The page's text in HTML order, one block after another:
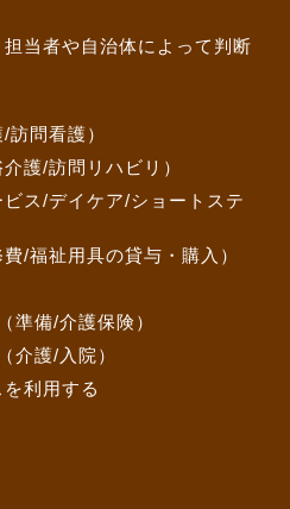
当者や自治体によって判断
問看護）
護/訪問リハビリ）
ス/デイケア/ショートステ
/福祉用具の貸与・購入）
準備/介護保険）
介護/入院）
利用する